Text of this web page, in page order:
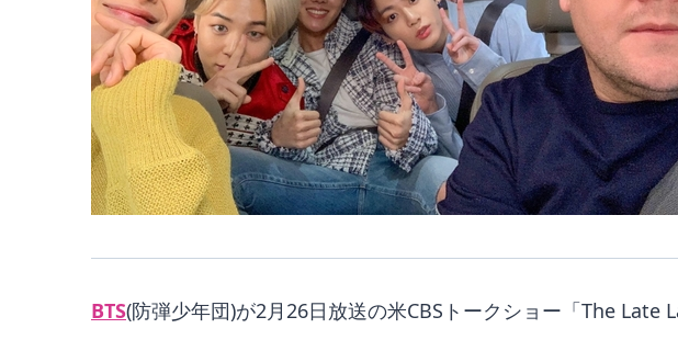
BTS(防弾少年団)が2月26日放送の米CBSトークショー「The Late